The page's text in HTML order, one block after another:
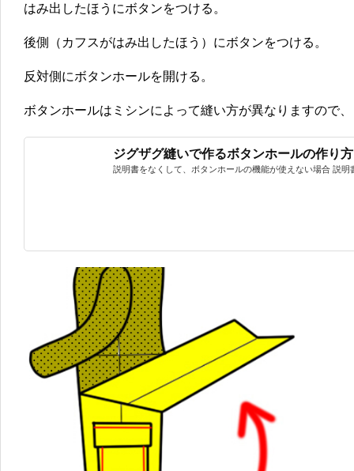
はみ出したほうにボタンをつける。
後側（カフスがはみ出したほう）にボタンをつける。
反対側にボタンホールを開ける。
ボタンホールはミシンによって縫い方が異なりますので
ジグザグ縫いで作るボタンホールの作り方
説明書をなくして、ボタンホールの機能が使えない場合 説